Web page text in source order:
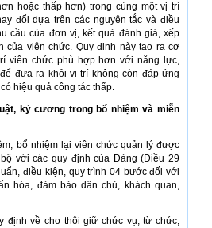
hoặc thấp hơn) trong cùng một vị trí
đổi dựa trên các nguyên tắc và điều
cầu của đơn vị, kết quả đánh giá, xếp
của viên chức. Quy định này tạo ra cơ
viên chức phù hợp hơn với năng lực,
đưa ra khỏi vị trí không còn đáp ứng
hiệu quả công tác thấp.
kỷ cương trong bổ nhiệm và miễn
bổ nhiệm lại viên chức quản lý được
với các quy định của Đảng (Điều 29
điều kiện, quy trình 04 bước đối với
hóa, đảm bảo dân chủ, khách quan,
định về cho thôi giữ chức vụ, từ chức,